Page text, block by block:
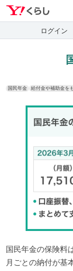
ログイン
国民年金 給付金や補助金を
国民年金の保険料
月ごとの納付が基